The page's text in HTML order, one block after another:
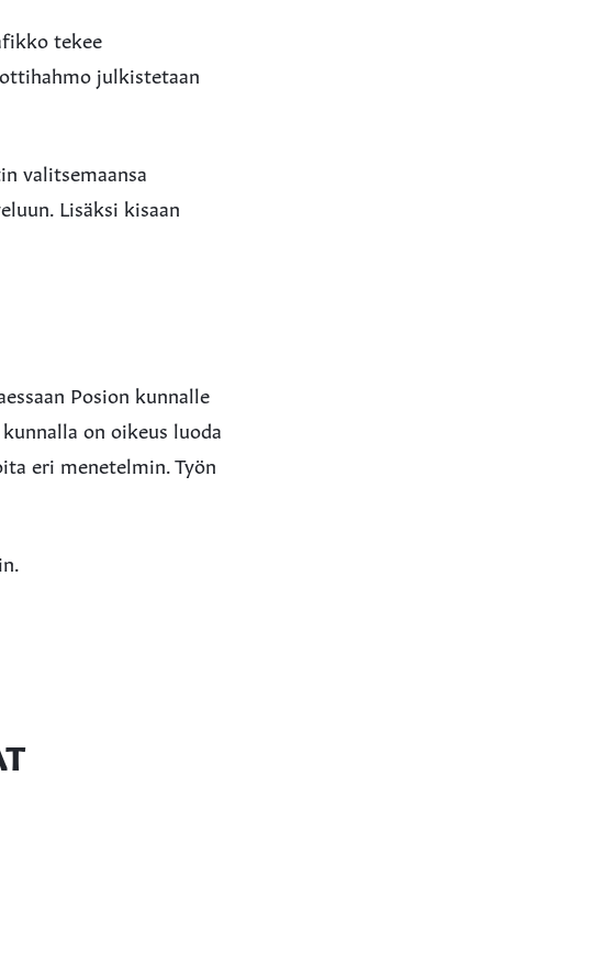
tekee
julkistetaan
valitsemaansa
Lisäksi kisaan
Posion kunnalle
on oikeus luoda
eri menetelmin. Työn